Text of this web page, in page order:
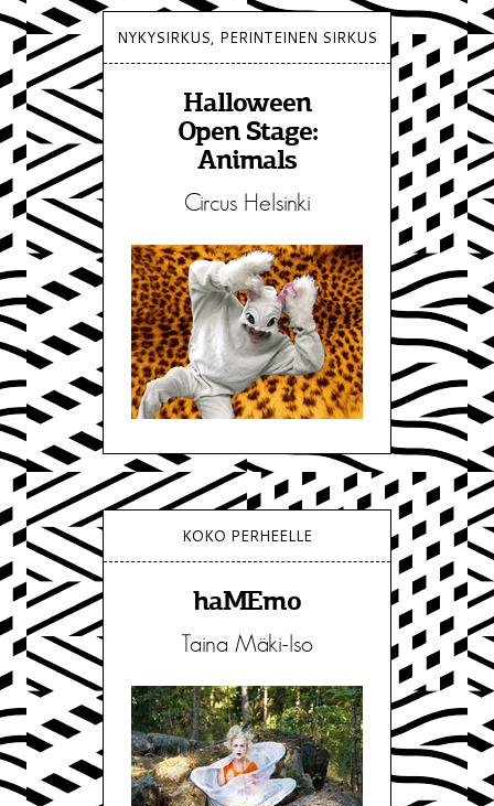
NYKYSIRKUS, PERINTEINEN SIRKUS
Halloween
Open Stage:
Animals
Circus Helsinki
KOKO PERHEELLE
haMEmo
Taina Mäki-Iso